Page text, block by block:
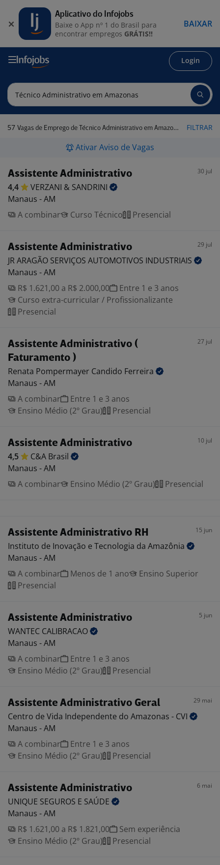
Login
57 Vagas de Emprego de Técnico Administrativo em Amazonas FILTRAR
Ativar Aviso de Vagas
Assistente Administrativo 30 jul
4,4 VERZANI & SANDRINI
Manaus - AM
A combinar
Curso Técnico Presencial
Assistente Administrativo 29 jul
JR ARAGÃO SERVIÇOS AUTOMOTIVOS INDUSTRIAIS
Manaus - AM
R$ 1.621,00 a R$ 2.000,00
Entre 1 e 3 anos
Curso extra-curricular / Profissionalizante
Presencial
Assistente Administrativo (
Faturamento )
27 jul
Renata Pompermayer Candido Ferreira
Manaus - AM
A combinar
Entre 1 e 3 anos
Ensino Médio (2º Grau)
Presencial
Assistente Administrativo 10 jul
4,5 C&A Brasil
Manaus - AM
A combinar
Ensino Médio (2º Grau) Presencial
Assistente Administrativo RH 15 jun
Instituto de Inovação e Tecnologia da Amazônia
Manaus - AM
A combinar
Menos de 1 ano
Ensino Superior
Presencial
Assistente Administrativo 5 jun
WANTEC CALIBRACAO
Manaus - AM
A combinar
Entre 1 e 3 anos
Ensino Médio (2º Grau)
Presencial
Assistente Administrativo Geral 29 mai
Centro de Vida Independente do Amazonas - CVI
Manaus - AM
A combinar
Entre 1 e 3 anos
Ensino Médio (2º Grau)
Presencial
Assistente Administrativo 6 mai
UNIQUE SEGUROS E SAÚDE
Manaus - AM
R$ 1.621,00 a R$ 1.821,00
Sem experiência
Ensino Médio (2º Grau)
Presencial
Aplicativo do Infojobs
Baixe o App nº 1 do Brasil para
encontrar empregos GRÁTIS!!
BAIXAR